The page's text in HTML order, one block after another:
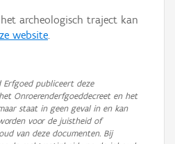
archeologisch traject kan
website.
Erfgoed publiceert deze
Onroerenderfgoeddecreet en het
staat in geen geval in en kan
voor de juistheid of
van deze documenten. Bij